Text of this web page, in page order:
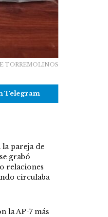
TORREMOLINOS
Telegram
pareja de
grabó
relaciones
circulaba
la AP-7 más